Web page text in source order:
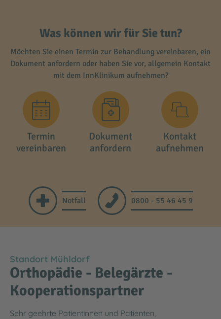
Was können wir für Sie tun?
Möchten Sie einen Termin zur Behandlung vereinbaren, ein
Dokument anfordern oder haben Sie vor, allgemein Kontakt
mit dem InnKlinikum aufnehmen?
Termin
vereinbaren
Dokument
anfordern
Kontakt
aufnehmen
Notfall 0800 - 55 46 45 9
Standort Mühldorf
Orthopädie - Belegärzte -
Kooperationspartner
Sehr geehrte Patientinnen und Patienten,